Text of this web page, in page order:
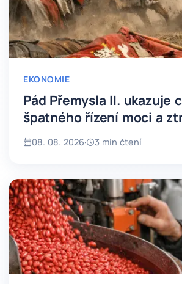
EKONOMIE
Pád Přemysla II. ukazuje
špatného řízení moci a
spojenců
08. 08. 2026· 3 min čtení